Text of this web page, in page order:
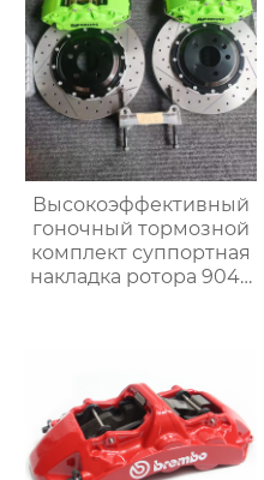
Высокоэффективный
гоночный тормозной
комплект суппортная
накладка ротора 9040